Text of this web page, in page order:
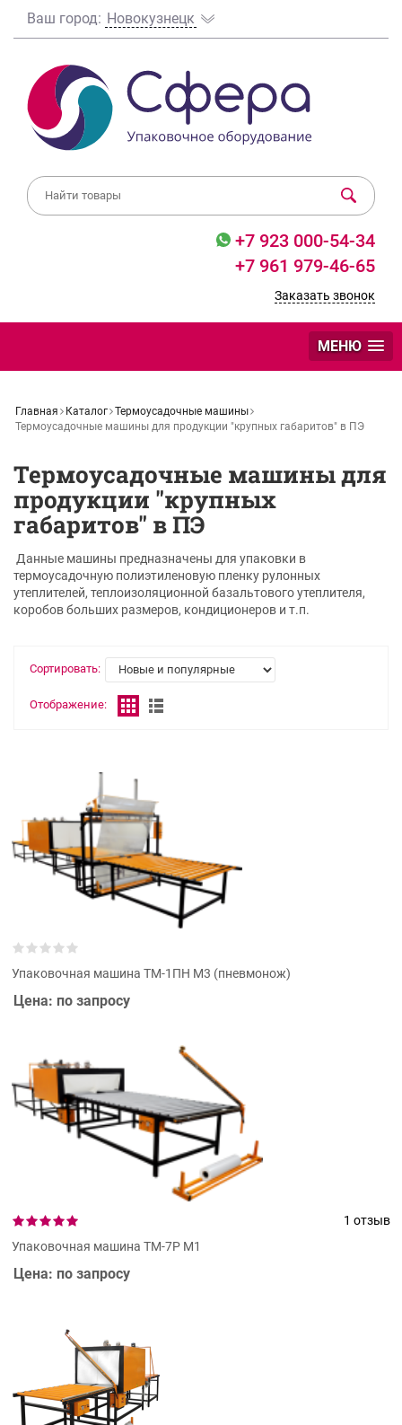
Ваш город: Новокузнецк
+7 923 000-54-34
+7 961 979-46-65
Заказать звонок
МЕНЮ
Главная Каталог Термоусадочные машины
Термоусадочные машины для продукции "крупных габаритов" в ПЭ
Термоусадочные машины для
продукции "крупных
габаритов" в ПЭ
Данные машины предназначены для упаковки в
термоусадочную полиэтиленовую пленку рулонных
утеплителей, теплоизоляционной базальтового утеплителя,
коробов больших размеров, кондиционеров и т.п.
Сортировать:
Отображение:
Упаковочная машина ТМ-1ПН М3 (пневмонож)
Цена: по запросу
1 отзыв
Упаковочная машина ТМ-7Р М1
Цена: по запросу